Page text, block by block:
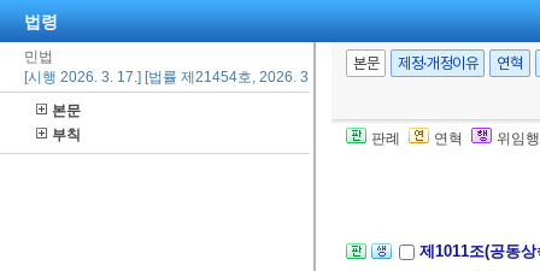
법령
민법
[시행 2026. 3. 17.] [법률 제21454호, 2026. 3. 17., 일부개정]
본문
부칙
본문 제정·개정이유 연혁
판례 연혁 위임
한다.
수인인 때에
여 이를 정한
제1011조(공동